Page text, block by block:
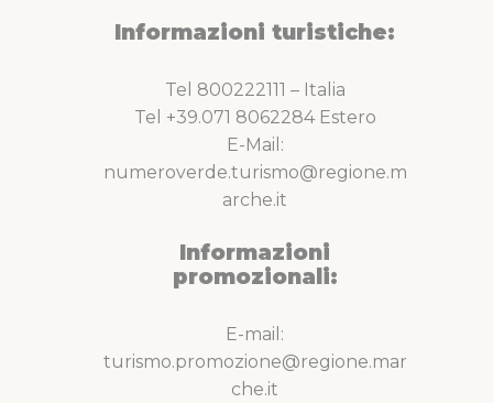
Informazioni turistiche:
Tel 800222111 – Italia
Tel +39.071 8062284 Estero
E-Mail:
numeroverde.turismo@regione.m
arche.it
Informazioni
promozionali:
E-mail:
turismo.promozione@regione.mar
che.it